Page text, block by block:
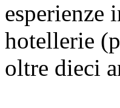
esperienze
hotellerie
oltre dieci